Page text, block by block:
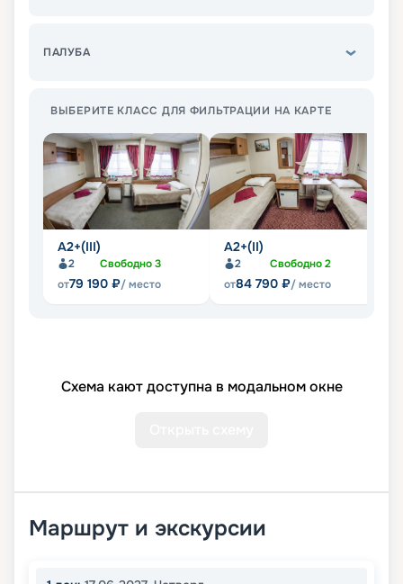
ПАЛУБА
ВЫБЕРИТЕ КЛАСС ДЛЯ ФИЛЬТРАЦИИ НА КАРТЕ
А2+(III)
2 Свободно3
от79 190 ₽/ место
А2+(II)
2 Свободно2
от84 790 ₽/ место
Схема кают доступна в модальном окне
Маршрут и экскурсии